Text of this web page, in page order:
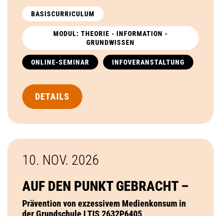
BASISCURRICULUM
MODUL: THEORIE - INFORMATION -
GRUNDWISSEN
ONLINE-SEMINAR INFOVERANSTALTUNG
DETAILS
10. NOV. 2026
AUF DEN PUNKT GEBRACHT –
Prävention von exzessivem Medienkonsum in
der Grundschule I TIS 2632P6405